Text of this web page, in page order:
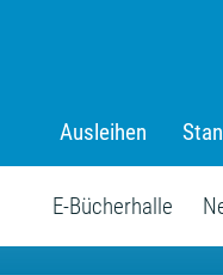
Ausleihen
E-Bücherhalle